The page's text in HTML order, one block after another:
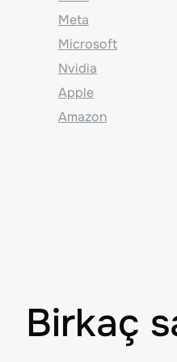
Meta
Microsoft
Nvidia
Apple
Amazon
Birkaç